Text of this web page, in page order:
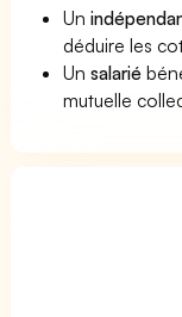
Un
déduire les
Unsalarié
mutuelle